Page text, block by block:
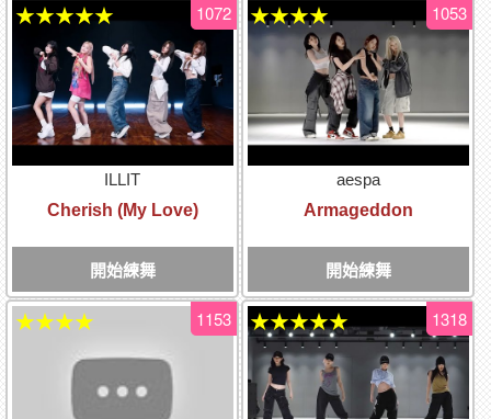
ILLIT
Cherish (My Love)
開始練舞
1072
★★★★★
aespa
Armageddon
開始練舞
1053
★★★★
1153
★★★★ 1318
★★★★★